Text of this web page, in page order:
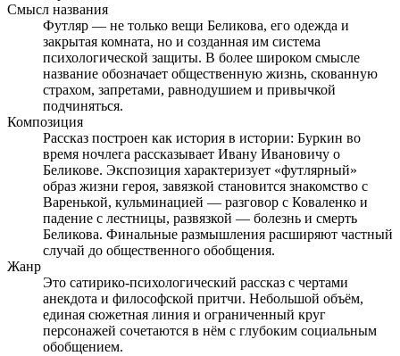
Смысл названия
Футляр — не только вещи Беликова, его одежда и
закрытая комната, но и созданная им система
психологической защиты. В более широком смысле
название обозначает общественную жизнь, скованную
страхом, запретами, равнодушием и привычкой
подчиняться.
Композиция
Рассказ построен как история в истории: Буркин во
время ночлега рассказывает Ивану Ивановичу о
Беликове. Экспозиция характеризует «футлярный»
образ жизни героя, завязкой становится знакомство с
Варенькой, кульминацией — разговор с Коваленко и
падение с лестницы, развязкой — болезнь и смерть
Беликова. Финальные размышления расширяют частный
случай до общественного обобщения.
Жанр
Это сатирико-психологический рассказ с чертами
анекдота и философской притчи. Небольшой объём,
единая сюжетная линия и ограниченный круг
персонажей сочетаются в нём с глубоким социальным
обобщением.